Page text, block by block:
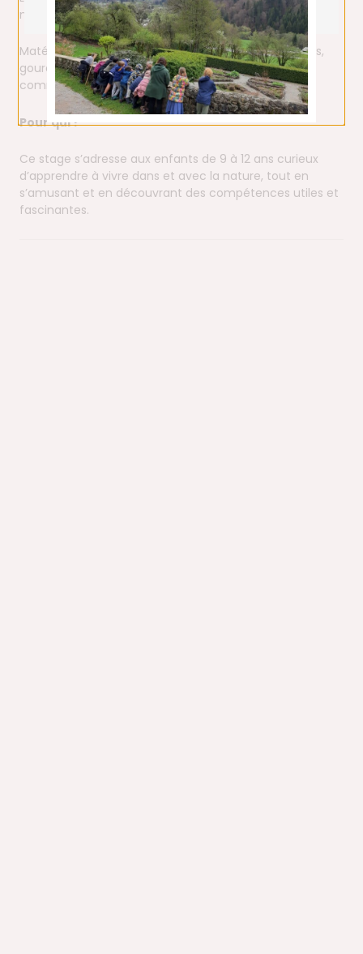
naturel sécurisé et préservé.
Matériel requis : Une liste simple (vêtements adaptés,
gourde, sac à dos, couteau de poche) sera
communiquée aux parents.
Pour qui ?
Ce stage s’adresse aux enfants de 9 à 12 ans curieux
d’apprendre à vivre dans et avec la nature, tout en
s’amusant et en découvrant des compétences utiles et
fascinantes.